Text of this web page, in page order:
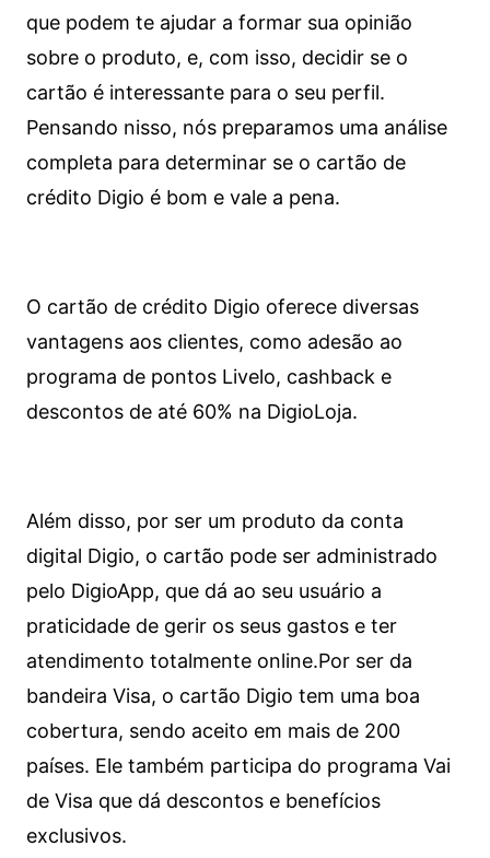
que podem te ajudar a formar sua opinião
sobre o produto, e, com isso, decidir se o
cartão é interessante para o seu perfil.
Pensando nisso, nós preparamos uma análise
completa para determinar se o cartão de
crédito Digio é bom e vale a pena.
O cartão de crédito Digio oferece diversas
vantagens aos clientes, como adesão ao
programa de pontos Livelo, cashback e
descontos de até 60% na DigioLoja.
Além disso, por ser um produto da conta
digital Digio, o cartão pode ser administrado
pelo DigioApp, que dá ao seu usuário a
praticidade de gerir os seus gastos e ter
atendimento totalmente online.Por ser da
bandeira Visa, o cartão Digio tem uma boa
cobertura, sendo aceito em mais de 200
países. Ele também participa do programa Vai
de Visa que dá descontos e benefícios
exclusivos.